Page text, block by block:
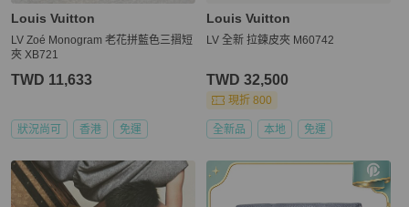
Louis Vuitton
LV Zoé Monogram 老花拼藍色三摺短
夾 XB721
TWD 11,633
狀況尚可 香港 免運
Louis Vuitton
LV 全新 拉鍊皮夾 M60742
TWD 32,500
現折 800
全新品 本地 免運